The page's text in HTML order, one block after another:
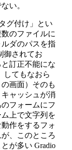
い。
グ付け」とい
のファイルに
ダのパスを指
御されてお
訂正不能にな
してもなおら
画面）そのも
ャッシュが消
フォームにフ
上で文字列を
作をするフォ
、このところ
が多い Gradio